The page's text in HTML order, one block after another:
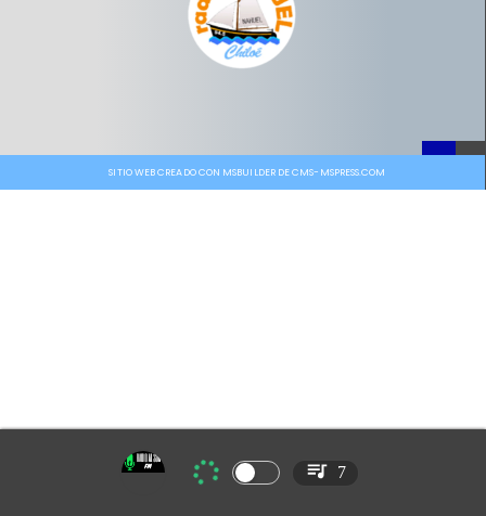
SITIO WEB CREADO CON MSBUILDER DE CMS-MSPRESS.COM
7